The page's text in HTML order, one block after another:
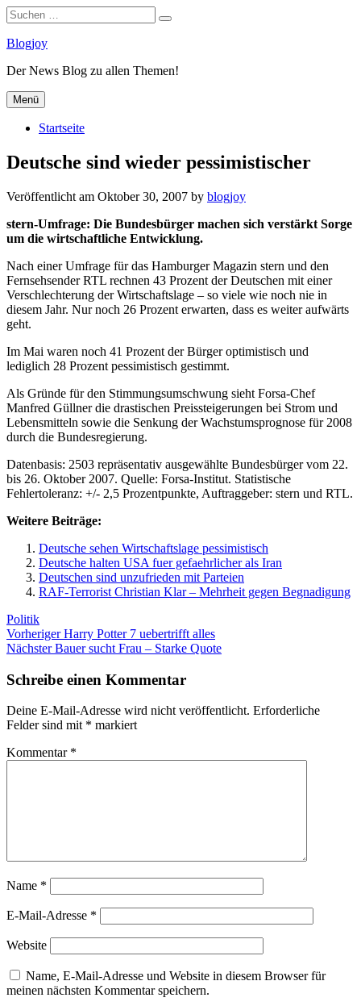
Suchen
nach:
Suchen
Zum
springen
Blogjoy
Der News Blog zu allen Themen!
Menü
Startseite
Deutsche sind wieder pessimistischer
Veröffentlicht am Oktober 30, 2007 by blogjoy
stern-Umfrage: Die Bundesbürger machen sich verstärkt Sorge
um die wirtschaftliche Entwicklung.
Nach einer Umfrage für das Hamburger Magazin stern und den
Fernsehsender RTL rechnen 43 Prozent der Deutschen mit einer
Verschlechterung der Wirtschaftslage – so viele wie noch nie in
diesem Jahr. Nur noch 26 Prozent erwarten, dass es weiter aufwärts
geht.
Im Mai waren noch 41 Prozent der Bürger optimistisch und
lediglich 28 Prozent pessimistisch gestimmt.
Als Gründe für den Stimmungsumschwung sieht Forsa-Chef
Manfred Güllner die drastischen Preissteigerungen bei Strom und
Lebensmitteln sowie die Senkung der Wachstumsprognose für 2008
durch die Bundesregierung.
Datenbasis: 2503 repräsentativ ausgewählte Bundesbürger vom 22.
bis 26. Oktober 2007. Quelle: Forsa-Institut. Statistische
Fehlertoleranz: +/- 2,5 Prozentpunkte, Auftraggeber: stern und RTL.
Weitere Beiträge:
Deutsche sehen Wirtschaftslage pessimistisch
Deutsche halten USA fuer gefaehrlicher als Iran
Deutschen sind unzufrieden mit Parteien
RAF-Terrorist Christian Klar – Mehrheit gegen Begnadigung
Kategorien
Politik
Beitragsnavigation
VorherigerVorheriger
Beitrag:
Harry Potter 7 uebertrifft alles
NächsterNächster
Bauer sucht Frau – Starke Quote
Schreibe einen Kommentar
Deine E-Mail-Adresse wird nicht veröffentlicht. Erforderliche
Felder sind mit * markiert
Kommentar *
Name *
E-Mail-Adresse *
Website
Name, E-Mail-Adresse und Website in diesem Browser für
meinen nächsten Kommentar speichern.